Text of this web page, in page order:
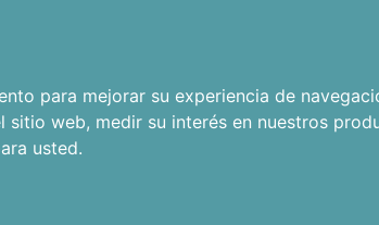
para mejorar su experiencia de
sitio web, medir su interés en nuestros
usted.